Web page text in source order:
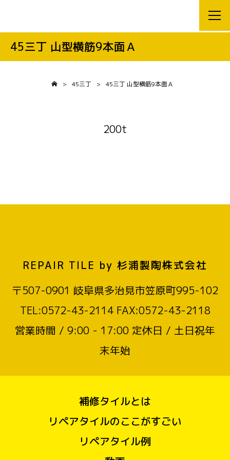
45三丁 山型横筋9本面Ａ
> 45三丁 > 45三丁 山型横筋9本面Ａ
200t
REPAIR TILE by 杉浦製陶株式会社
〒507-0901 岐阜県多治見市笠原町995-102
TEL:0572-43-2114 FAX:0572-43-2118
営業時間 / 9:00 - 17:00 定休日 / 土日祝年
末年始
補修タイルとは
リペアタイルのここがすごい
リペアタイル例